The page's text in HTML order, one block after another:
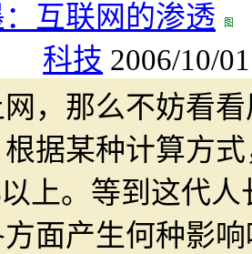
互联网的渗透
科技 2006/10/
，那么不妨看
据某种计算方
上。等到这代
面产生何种影